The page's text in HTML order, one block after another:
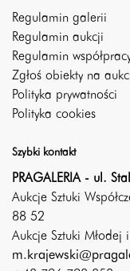
Regulamin galerii
Regulamin aukcji
Regulamin
Zgłoś obiekty na
Polityka prywatności
Polityka cookies
Szybki kontakt
PRAGALERIA - ul.
Aukcje Sztuki
88 52
Aukcje Sztuki Młodej